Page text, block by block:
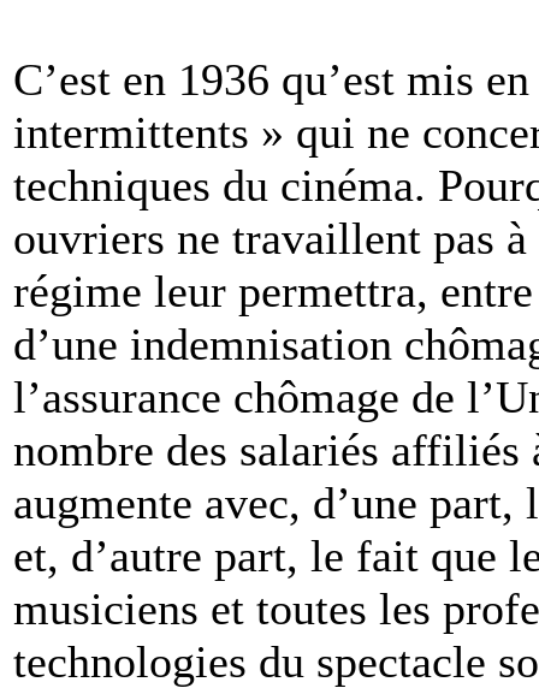
C’est en 1936 qu’est mis
intermittents » qui ne
techniques du cinéma.
ouvriers ne travaillent pas
régime leur permettra,
d’une indemnisation
l’assurance chômage de
nombre des salariés affiliés
augmente avec, d’une
et, d’autre part, le fait que
musiciens et toutes les
technologies du spectacle